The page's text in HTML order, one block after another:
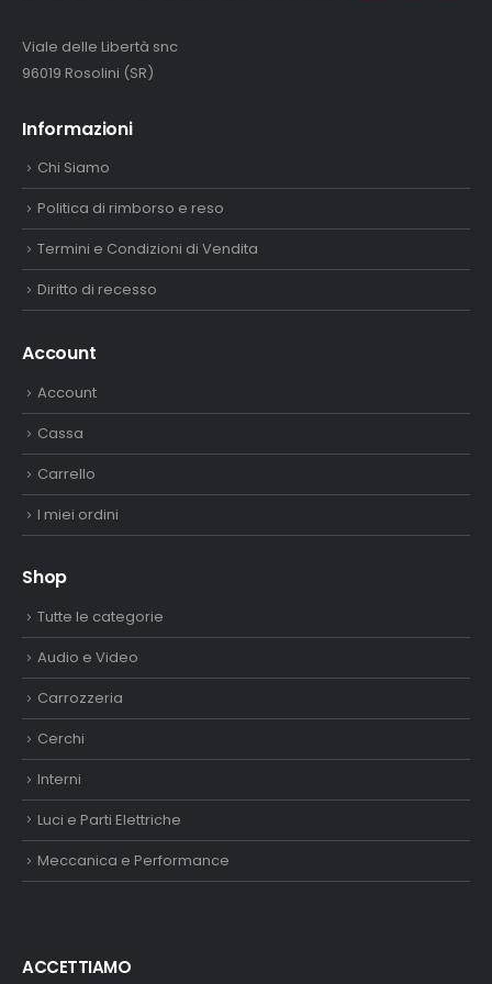
Viale delle Libertà snc
96019 Rosolini (SR)
Informazioni
Chi Siamo
Politica di rimborso e reso
Termini e Condizioni di Vendita
Diritto di recesso
Account
Account
Cassa
Carrello
I miei ordini
Shop
Tutte le categorie
Audio e Video
Carrozzeria
Cerchi
Interni
Luci e Parti Elettriche
Meccanica e Performance
ACCETTIAMO